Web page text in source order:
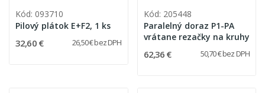
Kód: 093710
Pilový plátok E+F2, 1 ks
32,60 € 26,50 € bez DPH
Kód: 205448
Paralelný doraz P1-PA
vrátane rezačky na kruhy
62,36 € 50,70 € bez DPH